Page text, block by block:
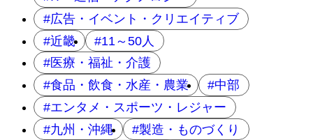
広告・イベント・クリエイティブ
近畿
11～50人
医療・福祉・介護
食品・飲食・水産・農業
中部
エンタメ・スポーツ・レジャー
九州・沖縄
製造・ものづくり